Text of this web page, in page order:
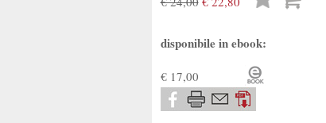
disponibile in ebook:
€ 17,00